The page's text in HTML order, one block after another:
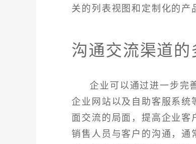
关的列表视图和定制化的产
沟通交流渠道的
企业可以通过进一步完
企业网站以及自助客服系统
面交流的局面，提高企业客
销售人员与客户的沟通，通